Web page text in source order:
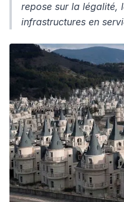
repose sur la légalité,
infrastructures en